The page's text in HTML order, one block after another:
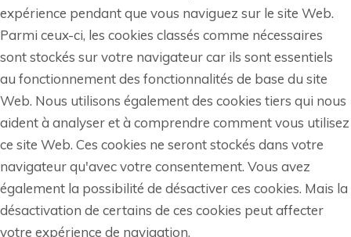
expérience pendant que vous naviguez sur le site Web.
Parmi ceux-ci, les cookies classés comme nécessaires
sont stockés sur votre navigateur car ils sont essentiels
au fonctionnement des fonctionnalités de base du site
Web. Nous utilisons également des cookies tiers qui nous
aident à analyser et à comprendre comment vous utilisez
ce site Web. Ces cookies ne seront stockés dans votre
navigateur qu'avec votre consentement. Vous avez
également la possibilité de désactiver ces cookies. Mais la
désactivation de certains de ces cookies peut affecter
votre expérience de navigation.